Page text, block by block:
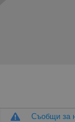
Съобщи за